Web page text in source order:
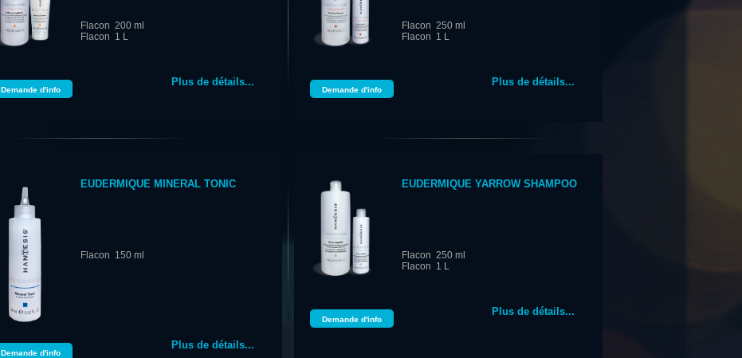
Flacon 200 ml
Flacon 1 L
Demande d'info
Plus de détails...
Flacon 250 ml
Flacon 1 L
Demande d'info
Plus de détails...
EUDERMIQUE MINERAL TONIC
Flacon 150 ml
Demande d'info
Plus de détails...
EUDERMIQUE YARROW SHAMPOO
Flacon 250 ml
Flacon 1 L
Demande d'info
Plus de détails...